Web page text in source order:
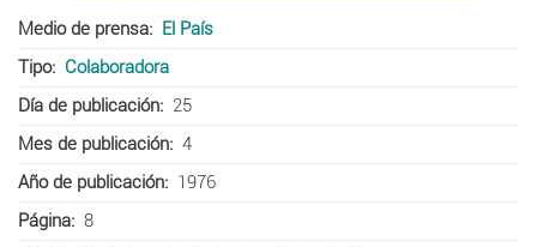
Medio de prensa
El País
Tipo
Colaboradora
Día de publicación
25
Mes de publicación
4
Año de publicación
1976
Página
8